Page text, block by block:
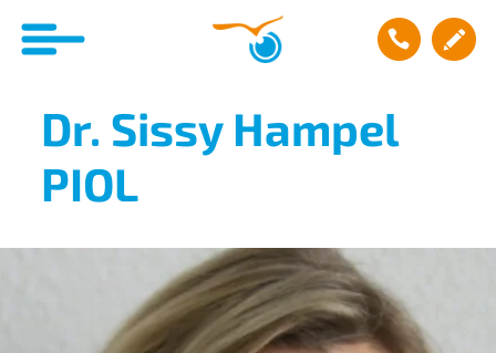
Dr. Sissy Hampel
PIOL